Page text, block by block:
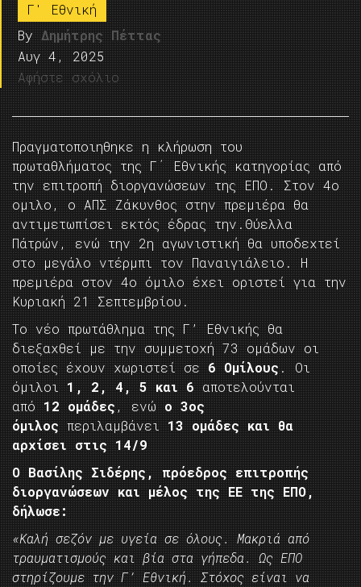
Γ' Εθνική
By Δημήτρης Πέττας
Αυγ 4, 2025
Αφήστε σχόλιο
Πραγματοποιηθηκε η κλήρωση του
πρωταθλήματος της Γ΄ Εθνικής κατηγορίας από
την επιτροπή διοργανώσεων της ΕΠΟ. Στον 4ο
ομιλο, ο ΑΠΣ Ζάκυνθος στην πρεμιέρα θα
αντιμετωπίσει εκτός έδρας την.Θύελλα
Πάτρών, ενώ την 2η αγωνιστική θα υποδεχτεί
στο μεγάλο ντέρμπι τον Παναιγιάλειο. Η
πρεμιέρα στον 4ο όμιλο έχει οριστεί για την
Κυριακή 21 Σεπτεμβρίου.
Το νέο πρωτάθλημα της Γ’ Εθνικής θα
διεξαχθεί με την συμμετοχή 73 ομάδων οι
οποίες έχουν χωριστεί σε 6 Ομίλους . Οι
όμιλοι 1, 2, 4, 5 και 6 αποτελούνται
από 12 ομάδες , ενώ ο 3ος
όμιλος περιλαμβάνει 13 ομάδες και θα
αρχίσει στις 14/9
Ο Βασίλης Σιδέρης, πρόεδρος επιτροπής
διοργανώσεων και μέλος της ΕΕ της ΕΠΟ,
δήλωσε:
«Καλή σεζόν με υγεία σε όλους. Μακριά από
τραυματισμούς και βία στα γήπεδα. Ως ΕΠΟ
στηρίζουμε την Γ’ Εθνική. Στόχος είναι να